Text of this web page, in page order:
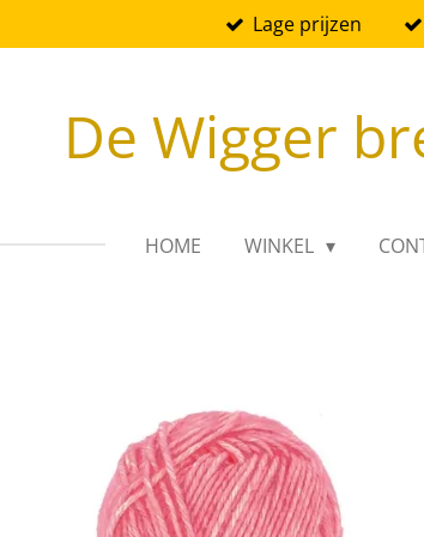
Lage prijzen
De Wigger
HOME WINKEL